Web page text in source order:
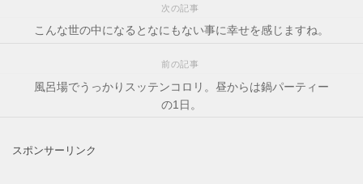
次の記事
こんな世の中になるとなにもない事に幸せを感じますね。
前の記事
風呂場でうっかりスッテンコロリ。昼からは鍋パーティー
の1日。
スポンサーリンク